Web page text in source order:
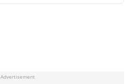
Advertisement